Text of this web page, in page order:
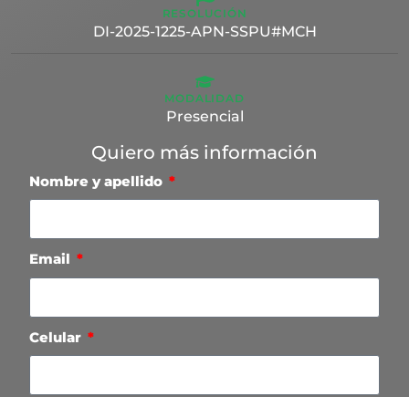
RESOLUCIÓN
DI-2025-1225-APN-SSPU#MCH
MODALIDAD
Presencial
Quiero más información
Nombre y apellido
Email
Celular